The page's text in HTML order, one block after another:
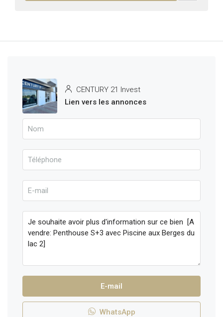
CENTURY 21 Invest
Lien vers les annonces
E-mail
WhatsApp